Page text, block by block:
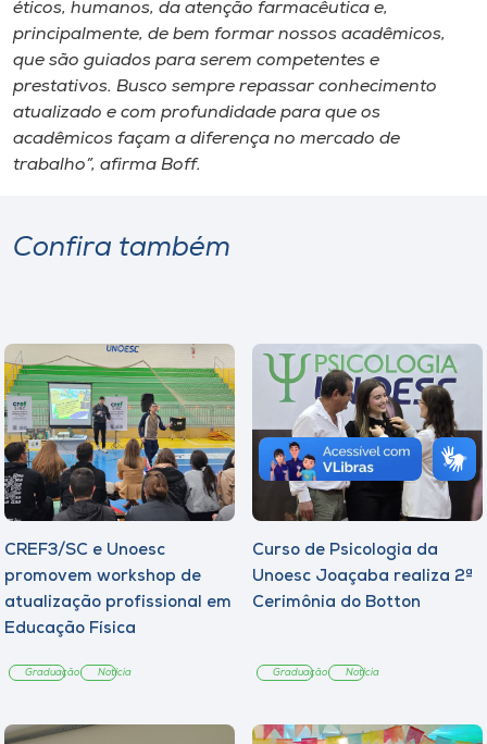
éticos, humanos, da atenção farmacêutica e,
principalmente, de bem formar nossos acadêmicos,
que são guiados para serem competentes e
prestativos. Busco sempre repassar conhecimento
atualizado e com profundidade para que os
acadêmicos façam a diferença no mercado de
trabalho”, afirma Boff.
Confira também
CREF3/SC e Unoesc
promovem workshop de
atualização profissional em
Educação Física
Graduação Notícia
Curso de Psicologia da
Unoesc Joaçaba realiza 2ª
Cerimônia do Botton
Graduação Notícia